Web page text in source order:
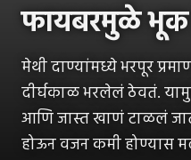
फायबरमुळे भूक
मेथी दाण्यांमध्ये भरपूर
दीर्घकाळ भरलेलं ठेवतं.
आणि जास्त खाणं टाळलं
होऊन वजन कमी होण्यास